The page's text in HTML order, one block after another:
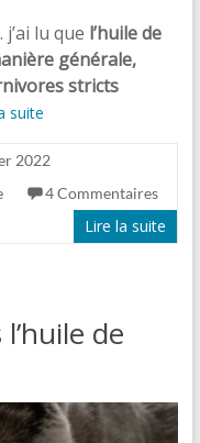
lu que l’huile de
générale,
stricts
suite
2022
4 Commentaires
Lire la suite
de